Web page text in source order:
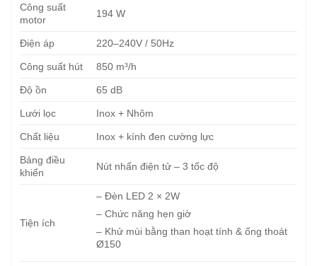
Công suất
motor
194 W
Điện áp 220–240V / 50Hz
Công suất hút 850 m³/h
Độ ồn 65 dB
Lưới lọc Inox + Nhôm
Chất liệu Inox + kính đen cường lực
Bảng điều
khiển
Nút nhấn điện tử – 3 tốc độ
Tiện ích
– Đèn LED 2 × 2W
– Chức năng hẹn giờ
– Khử mùi bằng than hoạt tính & ống thoát
Ø150